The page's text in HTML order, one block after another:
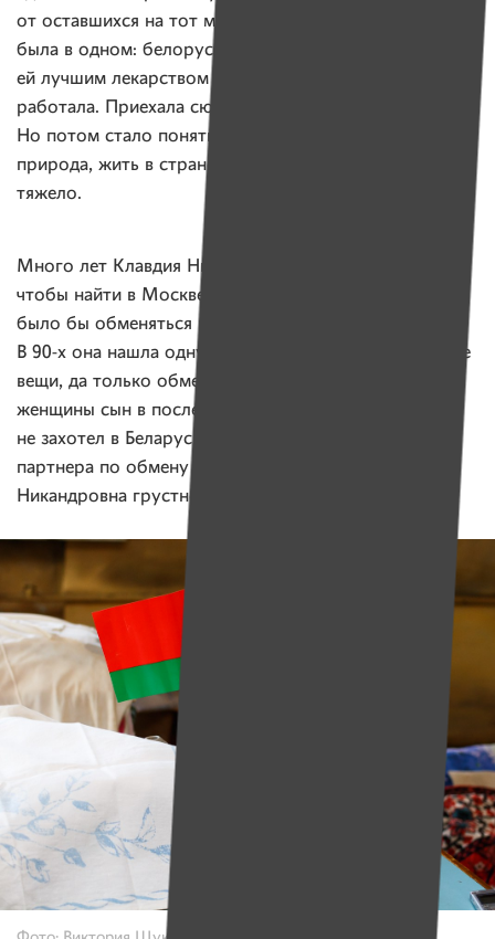
от оставшихся на тот момент в живых мамы и сестры,
была в одном: белорусская природа казалась
ей лучшим лекарством от тех ядов, с которыми она
работала. Приехала сюда еще в далеком 1971-м.
Но потом стало понятно, что какая бы ни была
природа, жить в стране без единого родственника
тяжело.
Много лет Клавдия Никандровна потратила на то,
чтобы найти в Москве человека, с которым можно
было бы обменяться квартирой и уехать на родину.
В 90-х она нашла одну такую женщину, упаковала все
вещи, да только обмен так и не состоялся. «У той
женщины сын в последний момент запротестовал,
не захотел в Беларусь. А в то время найти нового
партнера по обмену было тяжело», — Клавдия
Никандровна грустно пожимает плечами.